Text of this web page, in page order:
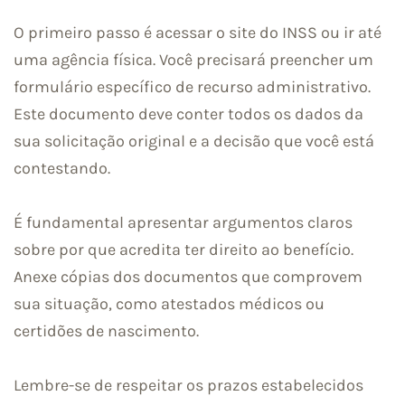
O primeiro passo é acessar o site do INSS ou ir até
uma agência física. Você precisará preencher um
formulário específico de recurso administrativo.
Este documento deve conter todos os dados da
sua solicitação original e a decisão que você está
contestando.
É fundamental apresentar argumentos claros
sobre por que acredita ter direito ao benefício.
Anexe cópias dos documentos que comprovem
sua situação, como atestados médicos ou
certidões de nascimento.
Lembre-se de respeitar os prazos estabelecidos